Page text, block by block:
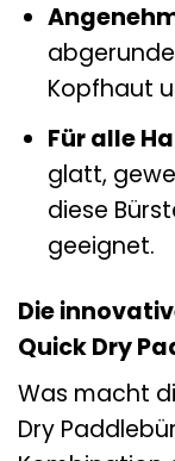
Kopfhaut
Für alle
glatt,
diese
geeignet.
Die
Quick Dry
Was macht
Dry